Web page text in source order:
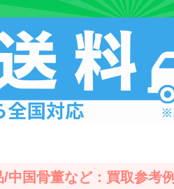
中国骨董など：買取参考例